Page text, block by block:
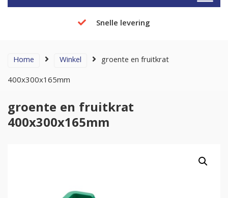
Snelle levering
Home Winkel
groente en fruitkrat
400x300x165mm
groente en fruitkrat
400x300x165mm